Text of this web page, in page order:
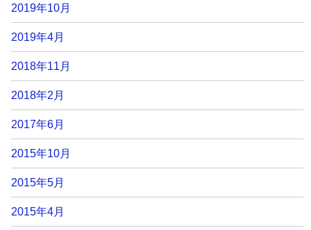
2019年10月
2019年4月
2018年11月
2018年2月
2017年6月
2015年10月
2015年5月
2015年4月